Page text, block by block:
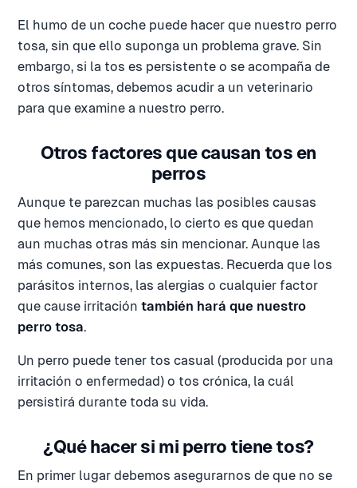
El humo de un coche puede hacer que nuestro perro
tosa, sin que ello suponga un problema grave. Sin
embargo, si la tos es persistente o se acompaña de
otros síntomas, debemos acudir a un veterinario
para que examine a nuestro perro.
Otros factores que causan tos en
perros
Aunque te parezcan muchas las posibles causas
que hemos mencionado, lo cierto es que quedan
aun muchas otras más sin mencionar. Aunque las
más comunes, son las expuestas. Recuerda que los
parásitos internos, las alergias o cualquier factor
que cause irritación también hará que nuestro
perro tosa.
Un perro puede tener tos casual (producida por una
irritación o enfermedad) o tos crónica, la cuál
persistirá durante toda su vida.
¿Qué hacer si mi perro tiene tos?
En primer lugar debemos asegurarnos de que no se